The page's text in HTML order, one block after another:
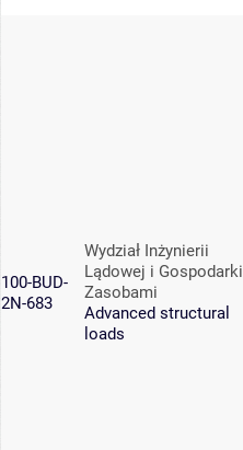
100-BUD-
2N-683
Wydział Inżynierii
Lądowej i Gospodarki
Zasobami
Advanced structural
loads